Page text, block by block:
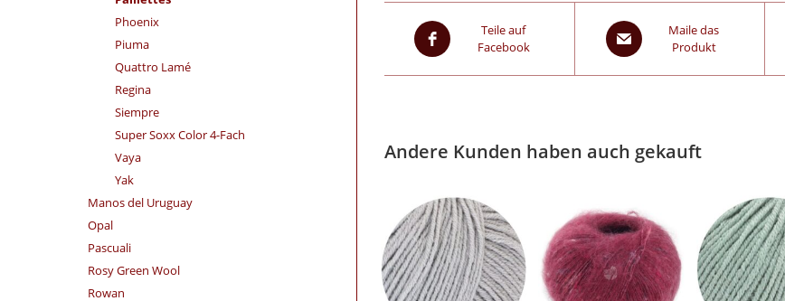
Teile auf
Facebook
Maile das
Produkt
Andere Kunden haben auch gekauft
Phoenix
Piuma
Quattro Lamé
Regina
Siempre
Super Soxx Color 4-Fach
Vaya
Yak
Manos del Uruguay
Opal
Pascuali
Rosy Green Wool
Rowan